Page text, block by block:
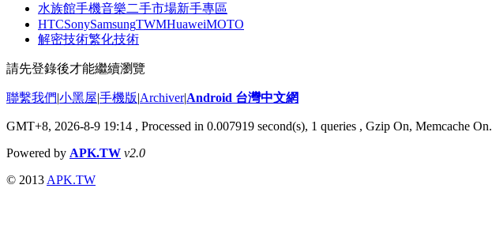
水族館手機音樂二手市場新手專區
HTCSonySamsungTWMHuaweiMOTO
解密技術繁化技術
請先登錄後才能繼續瀏覽
聯繫我們|小黑屋|手機版|Archiver|Android 台灣中文網
GMT+8, 2026-8-9 19:14 , Processed in 0.007919 second(s), 1 queries , Gzip On, Memcache On.
Powered by APK.TW v2.0
© 2013 APK.TW